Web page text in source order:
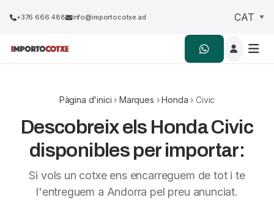
+376 666 488 info@importocotxe.ad
Pàgina d'inici › Marques ›Honda › Civic
Descobreix els Honda Civic
disponibles per importar:
Si vols un cotxe ens encarreguem de tot i te
l'entreguem a Andorra pel preu anunciat.